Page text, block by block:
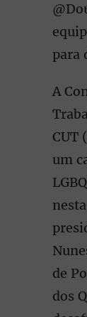
para
A
CUT
um
de
dos